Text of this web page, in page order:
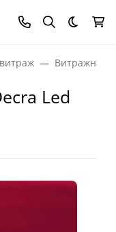
Темная
Витражная
Led